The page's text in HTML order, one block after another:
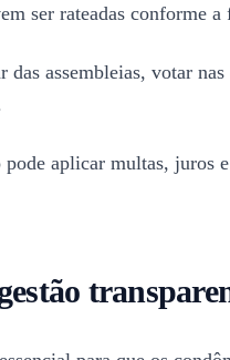
ser rateadas
assembleias, votar
aplicar multas, juros